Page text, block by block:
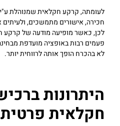
לעומתה, קרקע חקלאית שמנוהלת
חכירה, אישורים מתמשכים, ולעיתים
לכן, כאשר מופיעה מודעה של קרקע
פעמים רבות באופציה מועדפת
לא בהכרח הופך אותה לרווחית יותר.
היתרונות
חקלאית